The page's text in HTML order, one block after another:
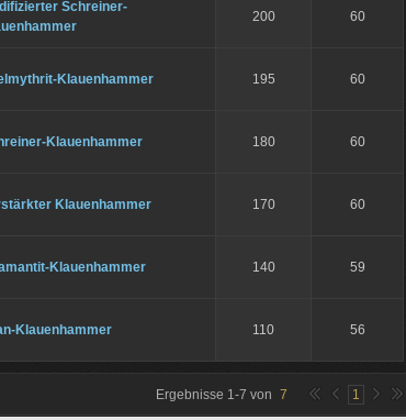
Schreiner-
200 60
Klauenhammer 195 60
Klauenhammer 180 60
Klauenhammer 170 60
Klauenhammer 140 59
Klauenhammer 110 56
Ergebnisse 1-7 von 7 1